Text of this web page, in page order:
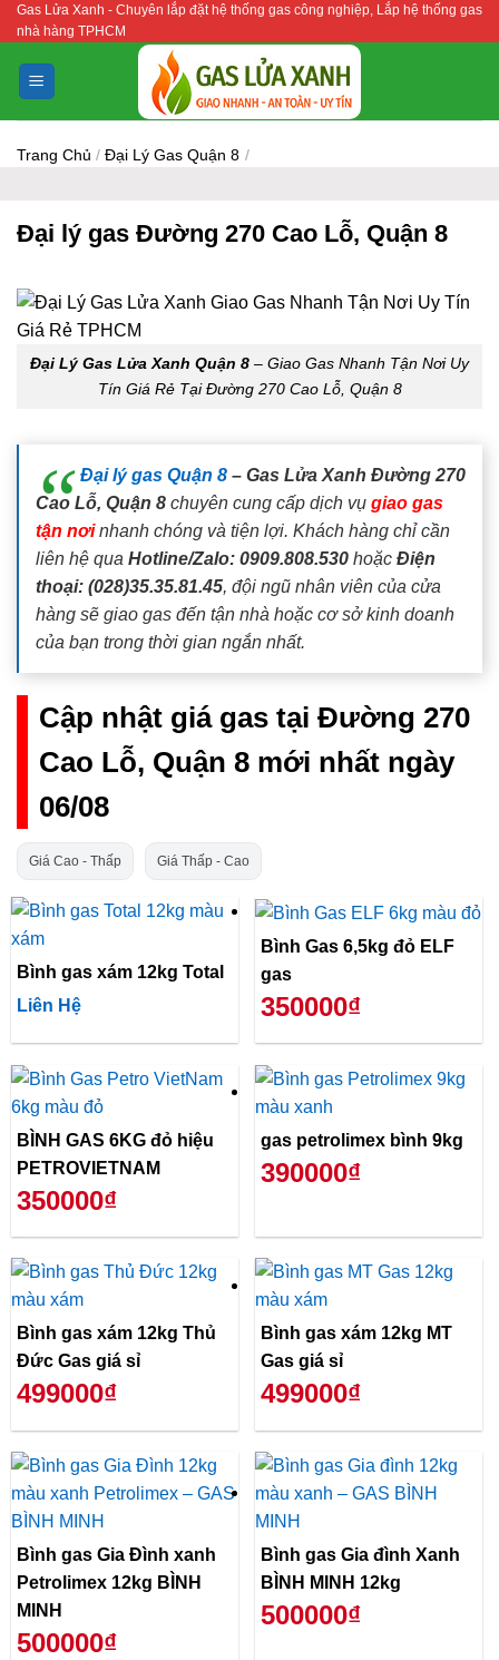
Bỏ
qua
nội
dung
Gas Lửa Xanh - Chuyên lắp đặt hệ thống gas công nghiệp, Lắp hệ thống gas
nhà hàng TPHCM
Trang Chủ / Đại Lý Gas Quận 8 /
Đại lý gas Đường 270 Cao Lỗ, Quận 8
Đại Lý Gas Lửa Xanh Quận 8 – Giao Gas Nhanh Tận Nơi Uy
Tín Giá Rẻ Tại Đường 270 Cao Lỗ, Quận 8
Đại lý gas Quận 8 – Gas Lửa Xanh Đường 270
Cao Lỗ, Quận 8 chuyên cung cấp dịch vụ giao gas
tận nơinhanh chóng và tiện lợi. Khách hàng chỉ cần
liên hệ qua Hotline/Zalo: 0909.808.530 hoặc Điện
thoại: (028)35.35.81.45, đội ngũ nhân viên của cửa
hàng sẽ giao gas đến tận nhà hoặc cơ sở kinh doanh
của bạn trong thời gian ngắn nhất.
Cập nhật giá gas tại Đường 270
Cao Lỗ, Quận 8 mới nhất ngày
06/08
Giá Cao - Thấp Giá Thấp - Cao
Bình gas xám 12kg Total
Liên Hệ
Bình Gas 6,5kg đỏ ELF
gas
350000₫
BÌNH GAS 6KG đỏ hiệu
PETROVIETNAM
350000₫
gas petrolimex bình 9kg
390000₫
Bình gas xám 12kg Thủ
Đức Gas giá sỉ
499000₫
Bình gas xám 12kg MT
Gas giá sỉ
499000₫
Bình gas Gia Đình xanh
Petrolimex 12kg BÌNH
MINH
500000₫
Bình gas Gia đình Xanh
BÌNH MINH 12kg
500000₫